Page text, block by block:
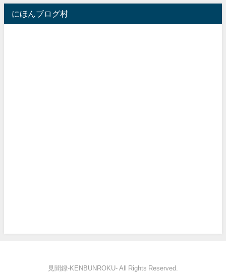
にほんブログ村
見聞録‐KENBUNROKU- All Rights Reserved.